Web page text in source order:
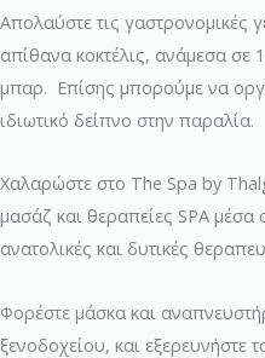
Απολαύστε τις γαστρονομικές
απίθανα κοκτέλις, ανάμεσα σε
μπαρ. Επίσης μπορούμε να
ιδιωτικό δείπνο στην παραλία.
Χαλαρώστε στο The Spa by
μασάζ και θεραπείες SPA
ανατολικές και δυτικές
Φορέστε μάσκα και
ξενοδοχείου, και εξερευνήστε